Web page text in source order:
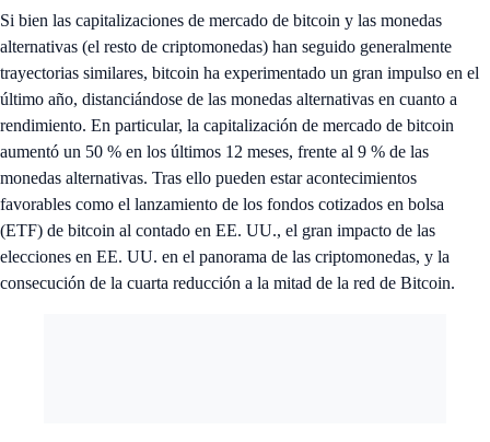
Si bien las capitalizaciones de mercado de bitcoin y las monedas
alternativas (el resto de criptomonedas) han seguido generalmente
trayectorias similares, bitcoin ha experimentado un gran impulso en el
último año, distanciándose de las monedas alternativas en cuanto a
rendimiento. En particular, la capitalización de mercado de bitcoin
aumentó un 50 % en los últimos 12 meses, frente al 9 % de las
monedas alternativas. Tras ello pueden estar acontecimientos
favorables como el lanzamiento de los fondos cotizados en bolsa
(ETF) de bitcoin al contado en EE. UU., el gran impacto de las
elecciones en EE. UU. en el panorama de las criptomonedas, y la
consecución de la cuarta reducción a la mitad de la red de Bitcoin.